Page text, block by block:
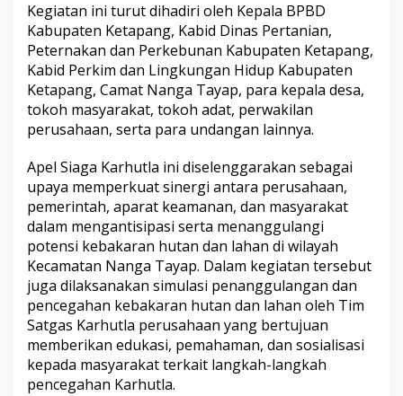
Kegiatan ini turut dihadiri oleh Kepala BPBD
Kabupaten Ketapang, Kabid Dinas Pertanian,
Peternakan dan Perkebunan Kabupaten Ketapang,
Kabid Perkim dan Lingkungan Hidup Kabupaten
Ketapang, Camat Nanga Tayap, para kepala desa,
tokoh masyarakat, tokoh adat, perwakilan
perusahaan, serta para undangan lainnya.
Apel Siaga Karhutla ini diselenggarakan sebagai
upaya memperkuat sinergi antara perusahaan,
pemerintah, aparat keamanan, dan masyarakat
dalam mengantisipasi serta menanggulangi
potensi kebakaran hutan dan lahan di wilayah
Kecamatan Nanga Tayap. Dalam kegiatan tersebut
juga dilaksanakan simulasi penanggulangan dan
pencegahan kebakaran hutan dan lahan oleh Tim
Satgas Karhutla perusahaan yang bertujuan
memberikan edukasi, pemahaman, dan sosialisasi
kepada masyarakat terkait langkah-langkah
pencegahan Karhutla.